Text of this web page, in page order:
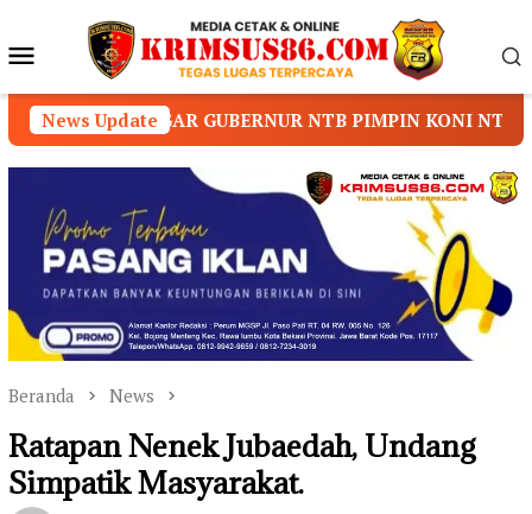
konten Menu
Mobile
News Update
GUBERNUR NTB PIMPIN KONI NTB Prof. Dr.
Beranda News
Ratapan Nenek Jubaedah, Undang
Simpatik Masyarakat.